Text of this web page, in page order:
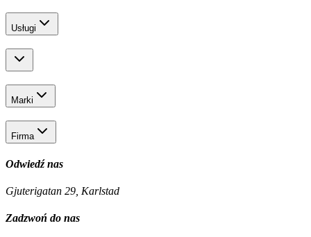
Usługi
Marki
Firma
Odwiedź nas
Gjuterigatan 29, Karlstad
Zadzwoń do nas